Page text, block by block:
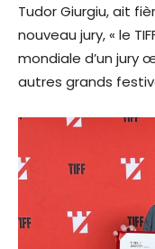
Tudor Giurgiu, ait
nouveau jury, « le
mondiale d’un jury
autres grands